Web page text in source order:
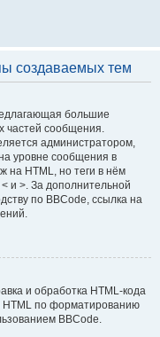
создаваемых тем
большие
частей сообщения.
администратором,
уровне сообщения в
на HTML, но теги в нём
и >. За дополнительной
по BBCode, ссылка на
и обработка HTML-кода
HTML по форматированию
BBCode.